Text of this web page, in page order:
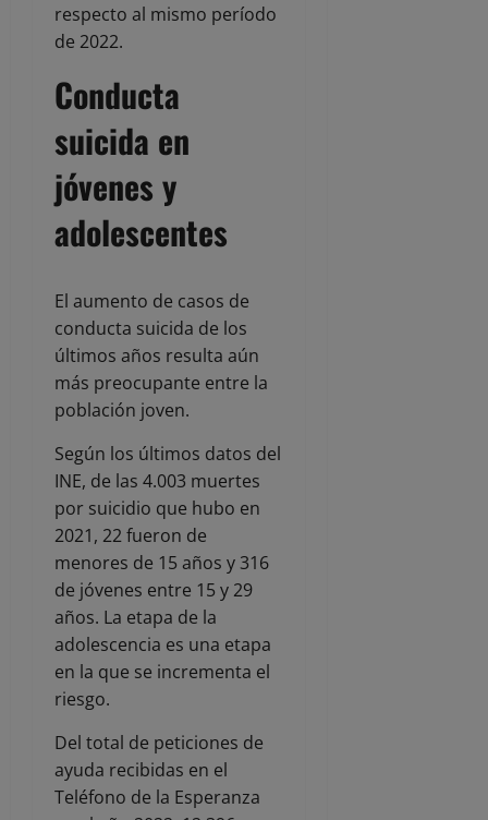
respecto al mismo período
de 2022.
Conducta
suicida en
jóvenes y
adolescentes
El aumento de casos de
conducta suicida de los
últimos años resulta aún
más preocupante entre la
población joven.
Según los últimos datos del
INE, de las 4.003 muertes
por suicidio que hubo en
2021, 22 fueron de
menores de 15 años y 316
de jóvenes entre 15 y 29
años. La etapa de la
adolescencia es una etapa
en la que se incrementa el
riesgo.
Del total de peticiones de
ayuda recibidas en el
Teléfono de la Esperanza